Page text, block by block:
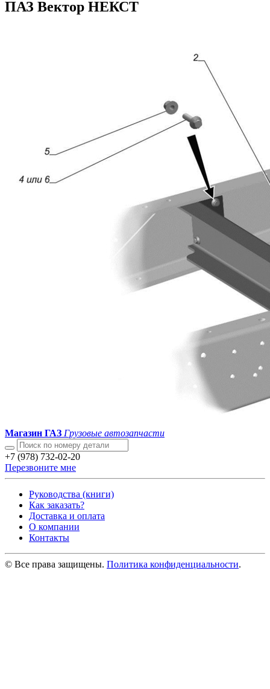
ПАЗ Вектор НЕКСТ
Магазин ГАЗ Грузовые автозапчасти
+7 (978) 732-02-20
Перезвоните мне
Руководства (книги)
Как заказать?
Доставка и оплата
О компании
Контакты
© Все права защищены. Политика конфиденциальности.